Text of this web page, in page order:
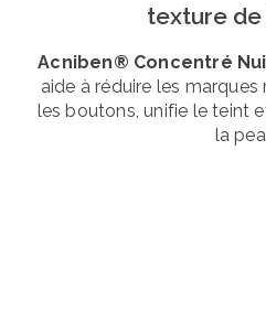
texture de
Acniben® Concentré
aide à réduire les
les boutons, unifie le teint
la